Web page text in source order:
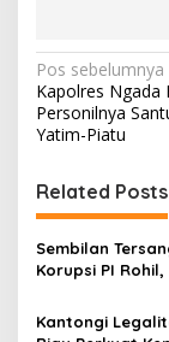
N
a
v
i
g
a
s
i
Pos sebelumnya
Kapolres Ngada
Personilnya
Yatim-Piatu
Related Posts
Sembilan
Korupsi PI
Masih Didalami
Kantongi